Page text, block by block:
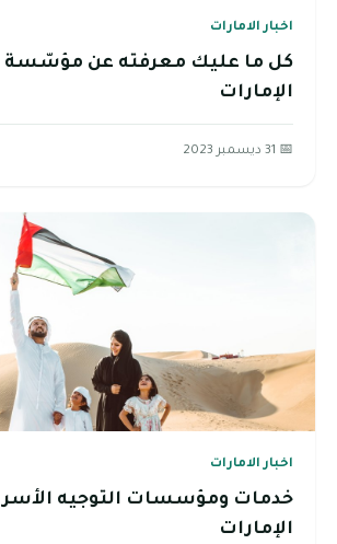
اخبار الامارات
كل ما عليك معرفته عن مؤسّسة
الإمارات
📅 31 ديسمبر 2023
اخبار الامارات
خدمات ومؤسسات التوجيه
الإمارات